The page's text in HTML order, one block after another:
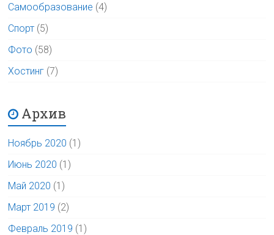
Самообразование (4)
Спорт (5)
Фото (58)
Хостинг (7)
Архив
Ноябрь 2020 (1)
Июнь 2020 (1)
Май 2020 (1)
Март 2019 (2)
Февраль 2019 (1)